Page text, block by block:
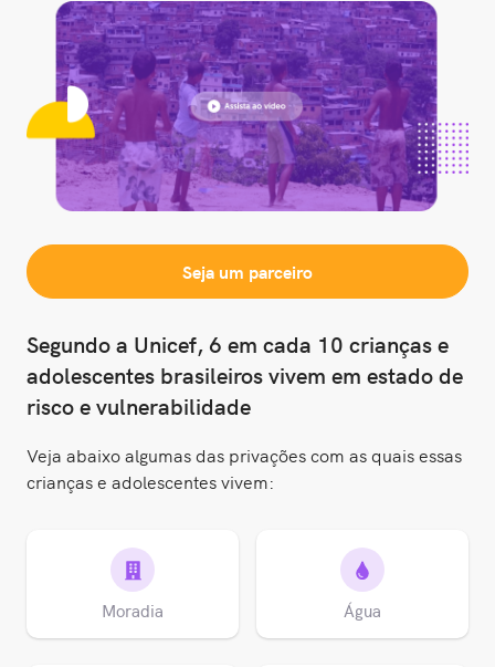
Seja um parceiro
Segundo a Unicef, 6 em cada 10 crianças e
adolescentes brasileiros vivem em estado de
risco e vulnerabilidade
Veja abaixo algumas das privações com as quais essas
crianças e adolescentes vivem:
Moradia Água